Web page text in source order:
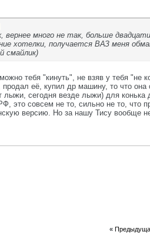
вернее много не так, больше
хотелки, получается ВАЗ меня
смайлик)
тебя "кинуть", не взяв у тебя "не
её, купил др машину, то что она
сегодня везде лыжи) для конька
это совсем не то, сильно не то, что
версию. Но за нашу Тису вообще
«